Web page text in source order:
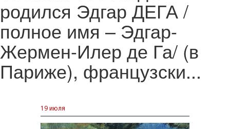
родился Эдгар ДЕГА /
полное имя – Эдгар-
Жермен-Илер де Га/ (в
Париже), французски...
19 июля